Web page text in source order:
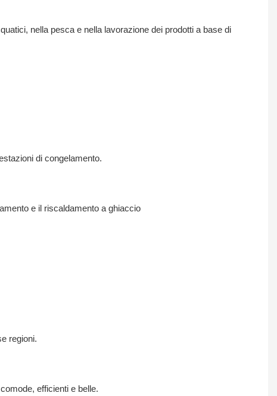
nella pesca e nella lavorazione dei prodotti a base di
di congelamento.
e il riscaldamento a ghiaccio
regioni.
efficienti e belle.